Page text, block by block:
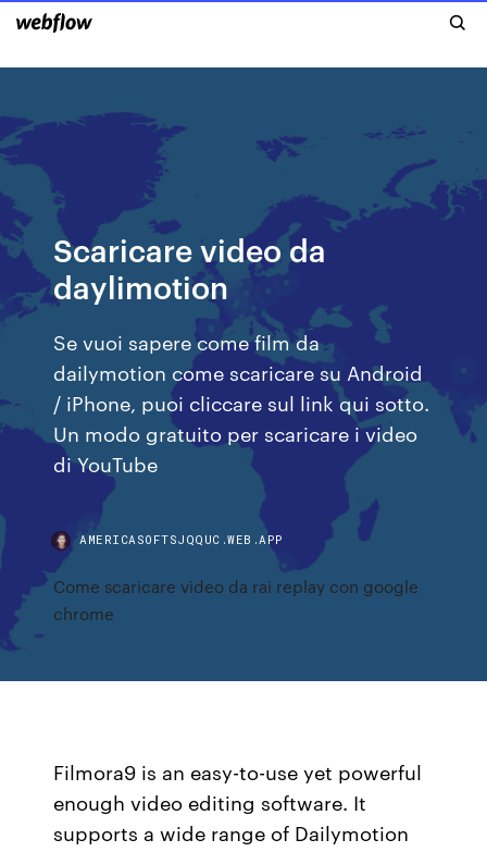
Scaricare video da
daylimotion
Se vuoi sapere come film da
dailymotion come scaricare su Android
/ iPhone, puoi cliccare sul link qui sotto.
Un modo gratuito per scaricare i video
di YouTube
AMERICASOFTSJQQUC.WEB.APP
Come scaricare video da rai replay con google
chrome
Filmora9 is an easy-to-use yet powerful
enough video editing software. It
supports a wide range of Dailymotion